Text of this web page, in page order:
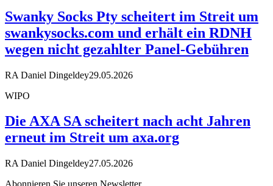
Swanky Socks Pty scheitert im Streit um
swankysocks.com und erhält ein RDNH
wegen nicht gezahlter Panel-Gebühren
RA Daniel Dingeldey29.05.2026
WIPO
Die AXA SA scheitert nach acht Jahren
erneut im Streit um axa.org
RA Daniel Dingeldey27.05.2026